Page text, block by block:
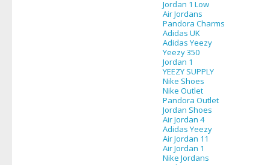
Jordan 1 Low
Air Jordans
Pandora Charms
Adidas UK
Adidas Yeezy
Yeezy 350
Jordan 1
YEEZY SUPPLY
Nike Shoes
Nike Outlet
Pandora Outlet
Jordan Shoes
Air Jordan 4
Adidas Yeezy
Air Jordan 11
Air Jordan 1
Nike Jordans